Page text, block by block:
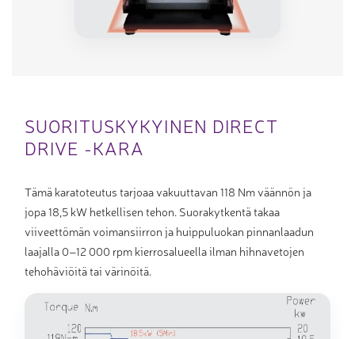
SUORITUSKYKYINEN DIRECT
DRIVE -KARA
Tämä karatoteutus tarjoaa vakuuttavan 118 Nm väännön ja
jopa 18,5 kW hetkellisen tehon. Suorakytkentä takaa
viiveettömän voimansiirron ja huippuluokan pinnanlaadun
laajalla 0–12 000 rpm kierrosalueella ilman hihnavetojen
tehohäviöitä tai värinöitä.